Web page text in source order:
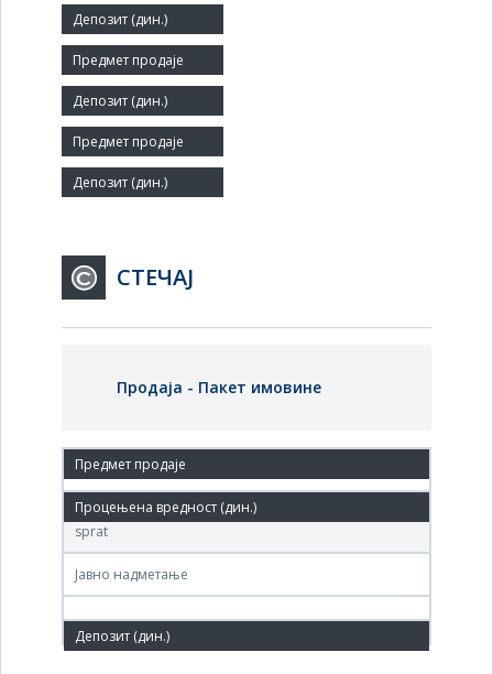
07042400
Величина:
Мало
Заступник:
СТЕЧАЈ
Продаја - Пакет имовине
23.сеп.2008.
Agencija za privatizaciju, Terazije 23, Beograd, drugi
sprat
Јавно надметање